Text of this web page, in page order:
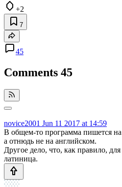
+2
7
45
Comments 45
novice2001 Jun 11 2017 at 14:59
В общем-то программа пишется
а отнюдь не на английском.
Другое дело, что, как правило, для
латиница.